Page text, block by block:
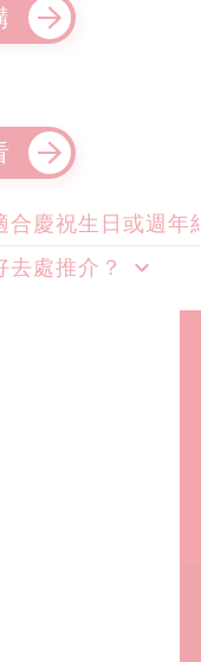
合慶祝生日或週年
去處推介？